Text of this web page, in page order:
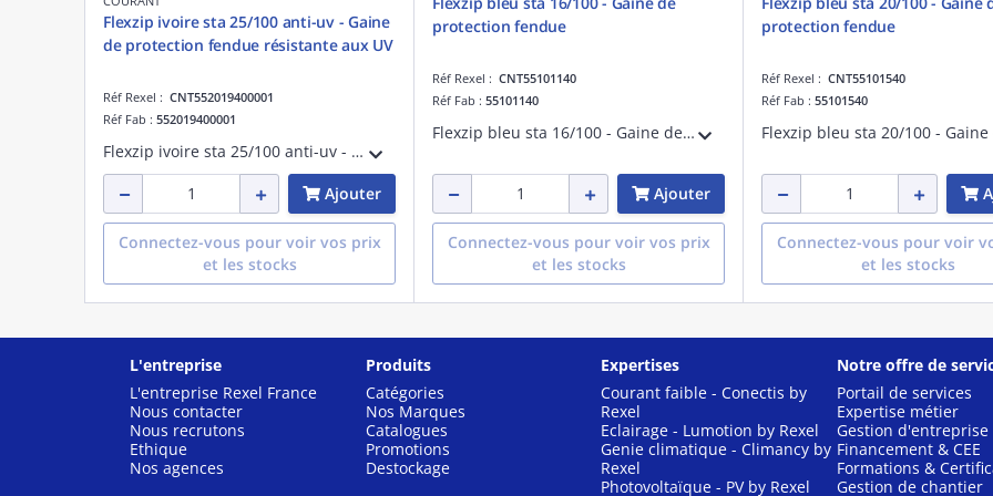
Flexzip ivoire sta 25/100 anti-uv - Gaine
de protection fendue résistante aux UV
Réf Rexel : CNT552019400001
Réf Fab : 552019400001
Flexzip ivoire sta 25/100 anti-uv - Gaine de protection fendue résistante aux UV - Pose en montage apparent à l'extérieur des bâtiments - Non propagateur de la flamme - Fabriqué en France
Ajouter
Connectez-vous pour voir vos prix
et les stocks
protection fendue
Réf Rexel : CNT55101140
Réf Fab : 55101140
Flexzip bleu sta 16/100 - Gaine de protection fendue - Pose en montage apparent à l'intérieur des bâtiments - Non propagateur de la flamme - Fabriqué en France
Ajouter
Connectez-vous pour voir vos prix
et les stocks
protection fendue
Réf Rexel : CNT55101540
Réf Fab : 55101540
Connectez-vous pour voir
et les stocks
L'entreprise
L'entreprise Rexel France
Nous contacter
Nous recrutons
Ethique
Nos agences
Produits
Catégories
Nos Marques
Catalogues
Promotions
Destockage
Expertises
Courant faible - Conectis by
Rexel
Eclairage - Lumotion by Rexel
Genie climatique - Climancy by
Rexel
Photovoltaïque - PV by Rexel
Notre offre de
Portail de services
Expertise métier
Gestion d'entreprise
Financement & CEE
Formations &
Gestion de chantier